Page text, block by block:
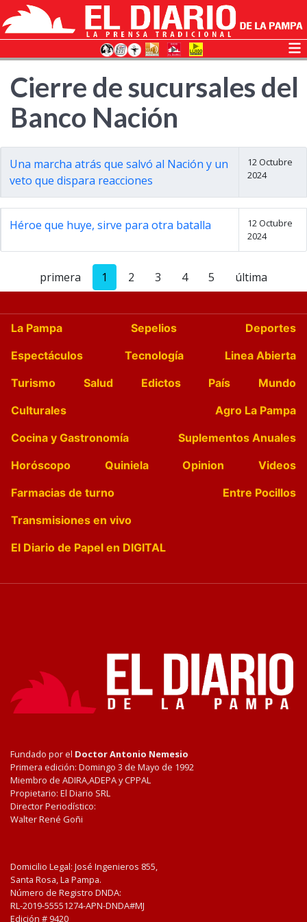
Cierre de sucursales del
Banco Nación
Una marcha atrás que salvó al Nación y un
veto que dispara reacciones
12 Octubre
2024
Héroe que huye, sirve para otra batalla
12 Octubre
2024
primera 1 2 3 4 5 última
La Pampa Sepelios
Deportes
Espectáculos
Tecnología
Linea Abierta
Turismo
Salud Edictos País
Mundo
Culturales
Agro La Pampa
Cocina y Gastronomía
Suplementos Anuales
Horóscopo
Quiniela Opinion
Videos
Farmacias de turno
Entre Pocillos
Transmisiones en vivo
El Diario de Papel en DIGITAL
Fundado por el Doctor Antonio Nemesio
Primera edición: Domingo 3 de Mayo de 1992
Miembro de ADIRA,ADEPA y CPPAL
Propietario: El Diario SRL
Director Periodístico:
Walter René Goñi
Domicilio Legal: José Ingenieros 855,
Santa Rosa, La Pampa.
Número de Registro DNDA:
RL-2019-55551274-APN-DNDA#MJ
Edición # 9420